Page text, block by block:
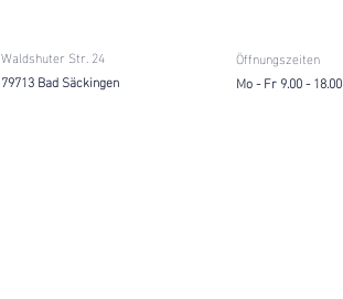
Waldshuter Str. 24
79713 Bad Säckingen
Öffnungszeiten
Mo - Fr 9.00 - 18.00